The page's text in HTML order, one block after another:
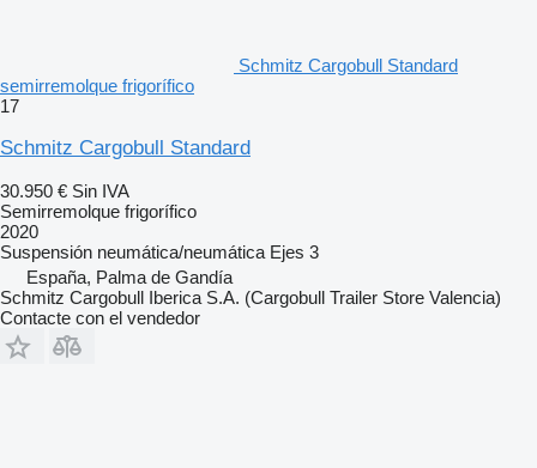
Schmitz Cargobull Standard
semirremolque frigorífico
17
Schmitz Cargobull Standard
30.950 € Sin IVA
Semirremolque frigorífico
2020
Suspensión neumática/neumática Ejes 3
España, Palma de Gandía
Schmitz Cargobull Iberica S.A. (Cargobull Trailer Store Valencia)
Contacte con el vendedor